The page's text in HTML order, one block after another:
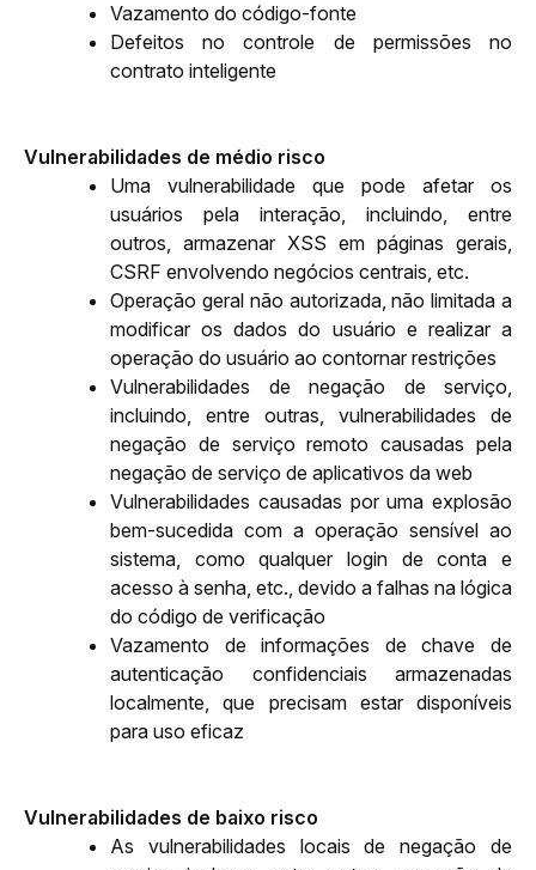
Vazamento do código-fonte
Defeitos no controle de permissões no
contrato inteligente
Vulnerabilidades de médio risco
Uma vulnerabilidade que pode afetar os
usuários pela interação, incluindo, entre
outros, armazenar XSS em páginas gerais,
CSRF envolvendo negócios centrais, etc.
Operação geral não autorizada, não limitada a
modificar os dados do usuário e realizar a
operação do usuário ao contornar restrições
Vulnerabilidades de negação de serviço,
incluindo, entre outras, vulnerabilidades de
negação de serviço remoto causadas pela
negação de serviço de aplicativos da web
Vulnerabilidades causadas por uma explosão
bem-sucedida com a operação sensível ao
sistema, como qualquer login de conta e
acesso à senha, etc., devido a falhas na lógica
do código de verificação
Vazamento de informações de chave de
autenticação confidenciais armazenadas
localmente, que precisam estar disponíveis
para uso eficaz
Vulnerabilidades de baixo risco
As vulnerabilidades locais de negação de